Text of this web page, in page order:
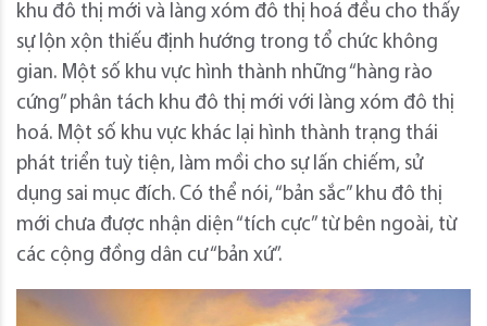
khu đô thị mới và làng xóm đô thị hoá đều cho thấy
sự lộn xộn thiếu định hướng trong tổ chức không
gian. Một số khu vực hình thành những “hàng rào
cứng” phân tách khu đô thị mới với làng xóm đô thị
hoá. Một số khu vực khác lại hình thành trạng thái
phát triển tuỳ tiện, làm mồi cho sự lấn chiếm, sử
dụng sai mục đích. Có thể nói, “bản sắc” khu đô thị
mới chưa được nhận diện “tích cực” từ bên ngoài, từ
các cộng đồng dân cư “bản xứ”.